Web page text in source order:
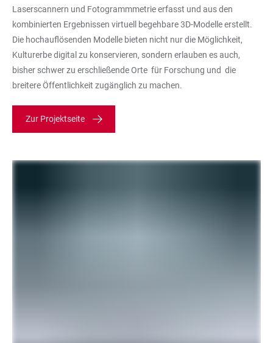
Laserscannern und Fotogrammmetrie erfasst und aus den
kombinierten Ergebnissen virtuell begehbare 3D-Modelle erstellt.
Die hochauflösenden Modelle bieten nicht nur die Möglichkeit,
Kulturerbe digital zu konservieren, sondern erlauben es auch,
bisher schwer zu erschließende Orte für Forschung und die
breitere Öffentlichkeit zugänglich zu machen.
Zur Projektseite